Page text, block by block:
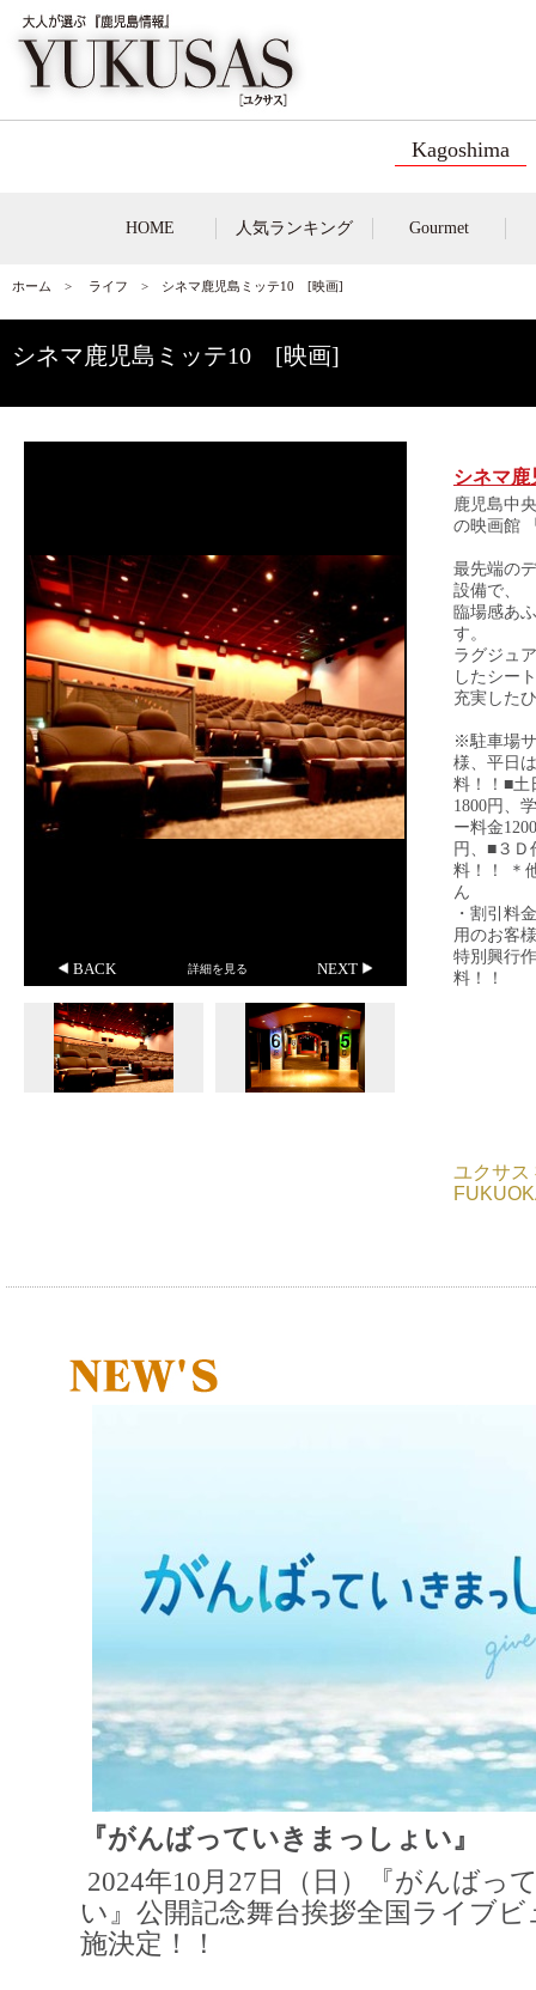
Kagoshima
HOME 人気ランキング Gourmet
ホーム > ライフ > シネマ鹿児島ミッテ10 [映画]
シネマ鹿児島ミッテ10 [映画]
BACK 詳細を見る NEXT
シネマ
鹿児島中
の映画館
最先端の
設備で、
臨場感あ
す。
ラグジュ
したシー
充実した
※駐車場
様、平日
料！！ ■土
1800円、
ー料金
円、 ■３Ｄ
料！！
＊
ん
・割引料
用のお客
特別興行
料！！
ユクサス
『がんばっていきまっしょい』
2024年10月27日（日）『がんばっ
い』公開記念舞台挨拶全国ライブ
施決定！！